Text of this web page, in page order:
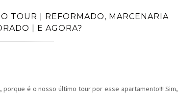
TOUR | REFORMADO, MARCENARIA
| E AGORA?
é o nosso último tour por esse apartamento!!! Sim,